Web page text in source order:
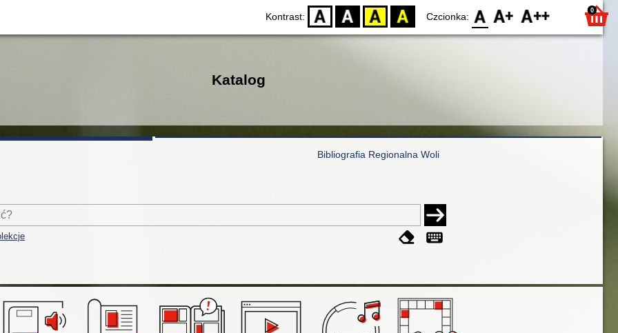
Kontrast: D BW YB BY Czcionka: F0 F1 F2 0
Katalog
Bibliografia Regionalna Woli